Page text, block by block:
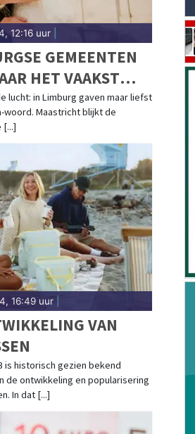
12:16 uur|
GEMEENTEN
HET VAAKST
lucht: in Limburg gaven maar liefst
woord. Maastricht blijkt de
16:49 uur|
VAN
is historisch gezien bekend
de ontwikkeling en popularisering
In dat [...]